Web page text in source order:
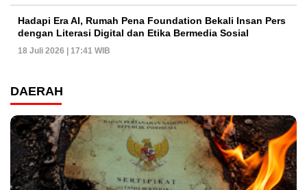
Hadapi Era AI, Rumah Pena Foundation Bekali Insan Pers
dengan Literasi Digital dan Etika Bermedia Sosial
18 Juli 2026 | 17:41 WIB
DAERAH